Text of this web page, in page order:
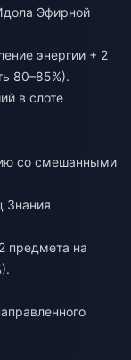
Эфирной
энергии + 2
80–85%).
в слоте
со смешанными
Знания
предмета на